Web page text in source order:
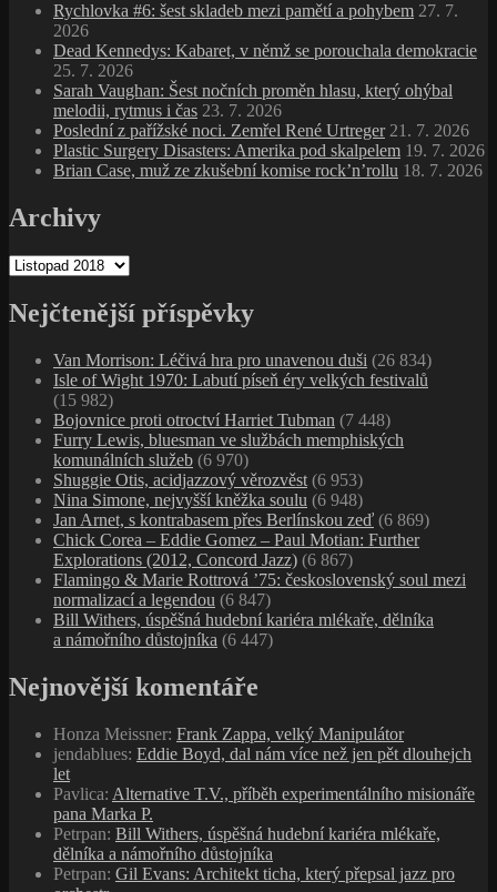
Rychlovka #6: šest skladeb mezi pamětí a pohybem 27. 7.
2026
Dead Kennedys: Kabaret, v němž se porouchala demokracie
25. 7. 2026
Sarah Vaughan: Šest nočních proměn hlasu, který ohýbal
melodii, rytmus i čas 23. 7. 2026
Poslední z pařížské noci. Zemřel René Urtreger 21. 7. 2026
Plastic Surgery Disasters: Amerika pod skalpelem 19. 7. 2026
Brian Case, muž ze zkušební komise rock’n’rollu 18. 7. 2026
Archivy
Archivy
Nejčtenější příspěvky
Van Morrison: Léčivá hra pro unavenou duši (26 834)
Isle of Wight 1970: Labutí píseň éry velkých festivalů
(15 982)
Bojovnice proti otroctví Harriet Tubman (7 448)
Furry Lewis, bluesman ve službách memphiských
komunálních služeb (6 970)
Shuggie Otis, acidjazzový věrozvěst (6 953)
Nina Simone, nejvyšší kněžka soulu (6 948)
Jan Arnet, s kontrabasem přes Berlínskou zeď (6 869)
Chick Corea – Eddie Gomez – Paul Motian: Further
Explorations (2012, Concord Jazz) (6 867)
Flamingo & Marie Rottrová ’75: československý soul mezi
normalizací a legendou (6 847)
Bill Withers, úspěšná hudební kariéra mlékaře, dělníka
a námořního důstojníka (6 447)
Nejnovější komentáře
Honza Meissner: Frank Zappa, velký Manipulátor
jendablues: Eddie Boyd, dal nám více než jen pět dlouhejch
let
Pavlica: Alternative T.V., příběh experimentálního misionáře
pana Marka P.
Petrpan: Bill Withers, úspěšná hudební kariéra mlékaře,
dělníka a námořního důstojníka
Petrpan: Gil Evans: Architekt ticha, který přepsal jazz pro